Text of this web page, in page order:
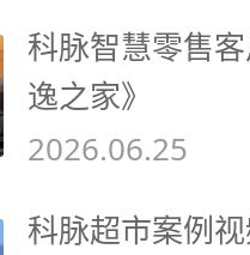
科脉智慧零售
逸之家》
2026.06.25
科脉超市案例